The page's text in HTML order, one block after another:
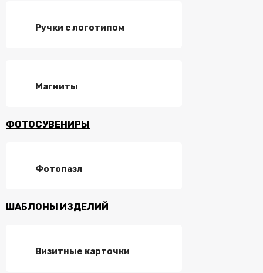
Ручки с логотипом
Магниты
ФОТОСУВЕНИРЫ
Фотопазл
ШАБЛОНЫ ИЗДЕЛИЙ
Визитные карточки